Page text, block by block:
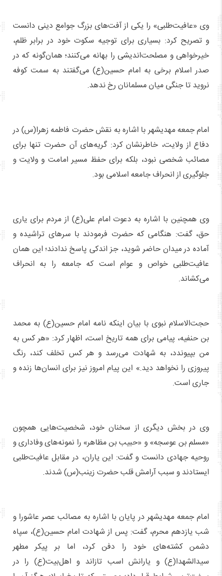
وی «عافیت‌طلبی» را یکی از آفت‌های بزرگ جوامع دینی دانست
و تصریح کرد: بسیاری برای توجیه سکوت خود در برابر ظلم،
خیرخواهی و مصلحت‌اندیشی را بهانه می‌کنند؛ همان‌گونه که در
صدر اسلام برخی به امام حسین(ع) می‌گفتند به سمت کوفه
نروید تا جنگی میان مسلمانان رخ ندهد.
امام جمعه مهدیشهر با اشاره به نقش حضرت فاطمه زهرا(س) در
دفاع از ولایت، خاطرنشان کرد: گریه‌های آن حضرت تنها برای
مصائب شخصی نبود، بلکه برای حفظ مسیر امامت و ولایت و
جلوگیری از انحراف جامعه اسلامی بود.
وی همچنین با اشاره به دعوت امام علی(ع) از مردم برای یاری
حق، گفت: هنگامی که حضرت فرمودند با سرهای تراشیده و
آماده در میدان حاضر شوید، جز اندکی پاسخ ندادند؛ این همان
عافیت‌طلبی خواص و عوام است که جامعه را به انحراف
می‌کشاند.
حجت‌الاسلام نبوی با بیان اینکه نامه امام حسین(ع) به محمد
بن حنفیه، پیامی برای همه تاریخ است، اظهار کرد: «هر کس به
من بپیوندد، به شهادت می‌رسد و هر کس تخلف کند، رنگ
پیروزی را نخواهد دید.» این پیام امروز نیز برای انسان‌ها زنده و
جاری است.
وی در بخش دیگری از سخنان خود، شخصیت‌هایی همچون
«مسلم بن عوسجه» و «حبیب بن مظاهر» را نمونه‌های وفاداری و
روحیه جهادی دانست و گفت: این یاران، در مقابل عافیت‌طلبی
ایستادند و سبب آرامش قلب حضرت زینب(س) شدند.
امام جمعه مهدیشهر در پایان با اشاره به مصائب عصر عاشورا و
شب یازدهم محرم، گفت: پس از شهادت امام حسین(ع)، سپاه
دشمن کشته‌های خود را دفن کرد، اما بر پیکر مطهر
سیدالشهدا(ع) و یارانش اسب تازاند و اهل‌بیت(ع) را در